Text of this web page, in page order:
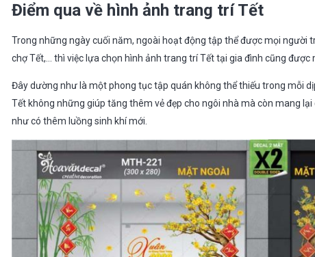
Điểm qua về hình ảnh trang tríTết
Trong những ngày cuối năm, ngoài hoạt động tập thể được mọi người
chợ Tết,… thì việc lựa chọn hình ảnh trang trí Tết tại gia đình cũng được
Đây dường như là một phong tục tập quán không thể thiếu trong mỗi
Tết không những giúp tăng thêm vẻ đẹp cho ngôi nhà mà còn mang
như có thêm luồng sinh khí mới.